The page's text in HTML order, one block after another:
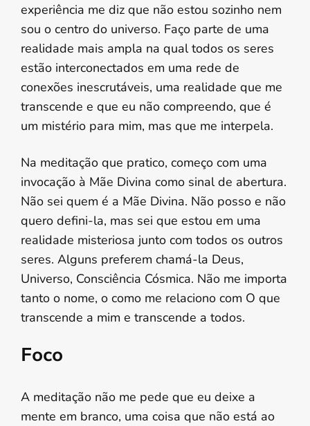
experiência me diz que não estou sozinho nem
sou o centro do universo. Faço parte de uma
realidade mais ampla na qual todos os seres
estão interconectados em uma rede de
conexões inescrutáveis, uma realidade que me
transcende e que eu não compreendo, que é
um mistério para mim, mas que me interpela.
Na meditação que pratico, começo com uma
invocação à Mãe Divina como sinal de abertura.
Não sei quem é a Mãe Divina. Não posso e não
quero defini-la, mas sei que estou em uma
realidade misteriosa junto com todos os outros
seres. Alguns preferem chamá-la Deus,
Universo, Consciência Cósmica. Não me importa
tanto o nome, o como me relaciono com O que
transcende a mim e transcende a todos.
Foco
A meditação não me pede que eu deixe a
mente em branco, uma coisa que não está ao